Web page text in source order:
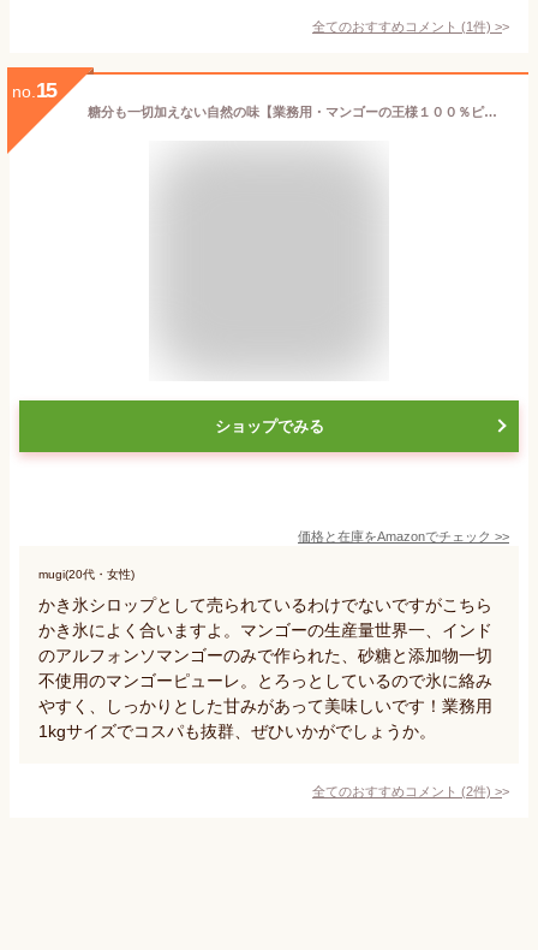
全てのおすすめコメント (1件) >
no. 15
糖分も一切加えない自然の味【業務用・マンゴーの王様１００％ピューレ（１Kg入り）常温保存タイプ】
ショップでみる
価格と在庫をAmazonでチェック >>
mugi(20代・女性)
かき氷シロップとして売られているわけでないですがこちら
かき氷によく合いますよ。マンゴーの生産量世界一、インド
のアルフォンソマンゴーのみで作られた、砂糖と添加物一切
不使用のマンゴーピューレ。とろっとしているので氷に絡み
やすく、しっかりとした甘みがあって美味しいです！業務用
1kgサイズでコスパも抜群、ぜひいかがでしょうか。
全てのおすすめコメント (2件) >